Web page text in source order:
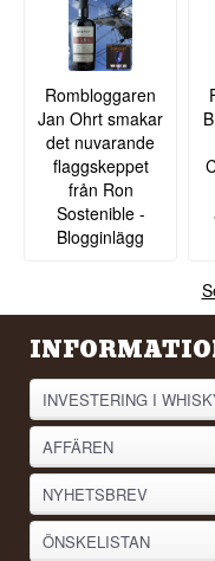
Rombloggaren
Jan Ohrt smakar
det nuvarande
flaggskeppet
från Ron
Sostenible -
Blogginlägg
INVESTERING I
AFFÄREN
NYHETSBREV
ÖNSKELISTAN